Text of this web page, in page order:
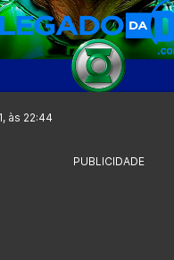
às 22:44
PUBLICIDADE